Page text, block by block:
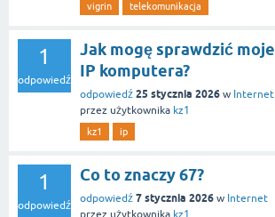
vigrin telekomunikacja
1
odpowiedź
Jak mogę sprawdzić moje
IP komputera?
odpowiedź 25 stycznia 2026 w Internet
przez użytkownika kz1
kz1 ip
1
odpowiedź
Co to znaczy 67?
odpowiedź 7 stycznia 2026 w Internet
przez użytkownika kz1